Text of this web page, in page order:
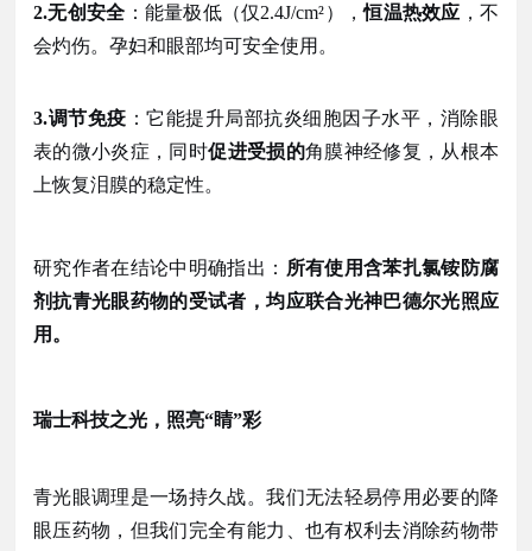
2.无创安全 ：能量极低（仅2.4J/cm²），恒温热效应 ，不
会灼伤。孕妇和眼部均可安全使用。
3.调节免疫 ：它能提升局部抗炎细胞因子水平，消除眼
表的微小炎症，同时促进受损的角膜神经修复，从根本
上恢复泪膜的稳定性。
研究作者在结论中明确指出： 所有使用含苯扎氯铵防腐
剂抗青光眼药物的受试者，均应联合光神巴德尔光照应
用。
瑞士科技之光，照亮“睛”彩
青光眼调理是一场持久战。我们无法轻易停用必要的降
眼压药物，但我们完全有能力、也有权利去消除药物带